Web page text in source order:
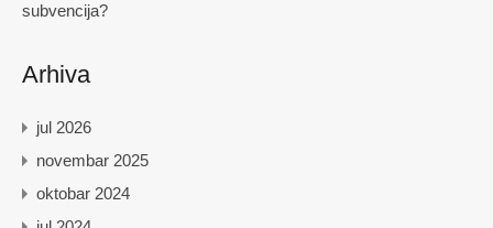
subvencija?
Arhiva
jul 2026
novembar 2025
oktobar 2024